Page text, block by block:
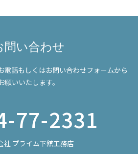
問い合わせ
電話もしくはお問い合わせフォームから
願いいたします。
77-2331
社 プライム下舘工務店